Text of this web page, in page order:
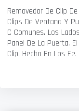
Removedor De Clip
Clips De Ventana Y
C Comunes. Los
Panel De La Puerta.
Clip. Hecho En Los Ee.